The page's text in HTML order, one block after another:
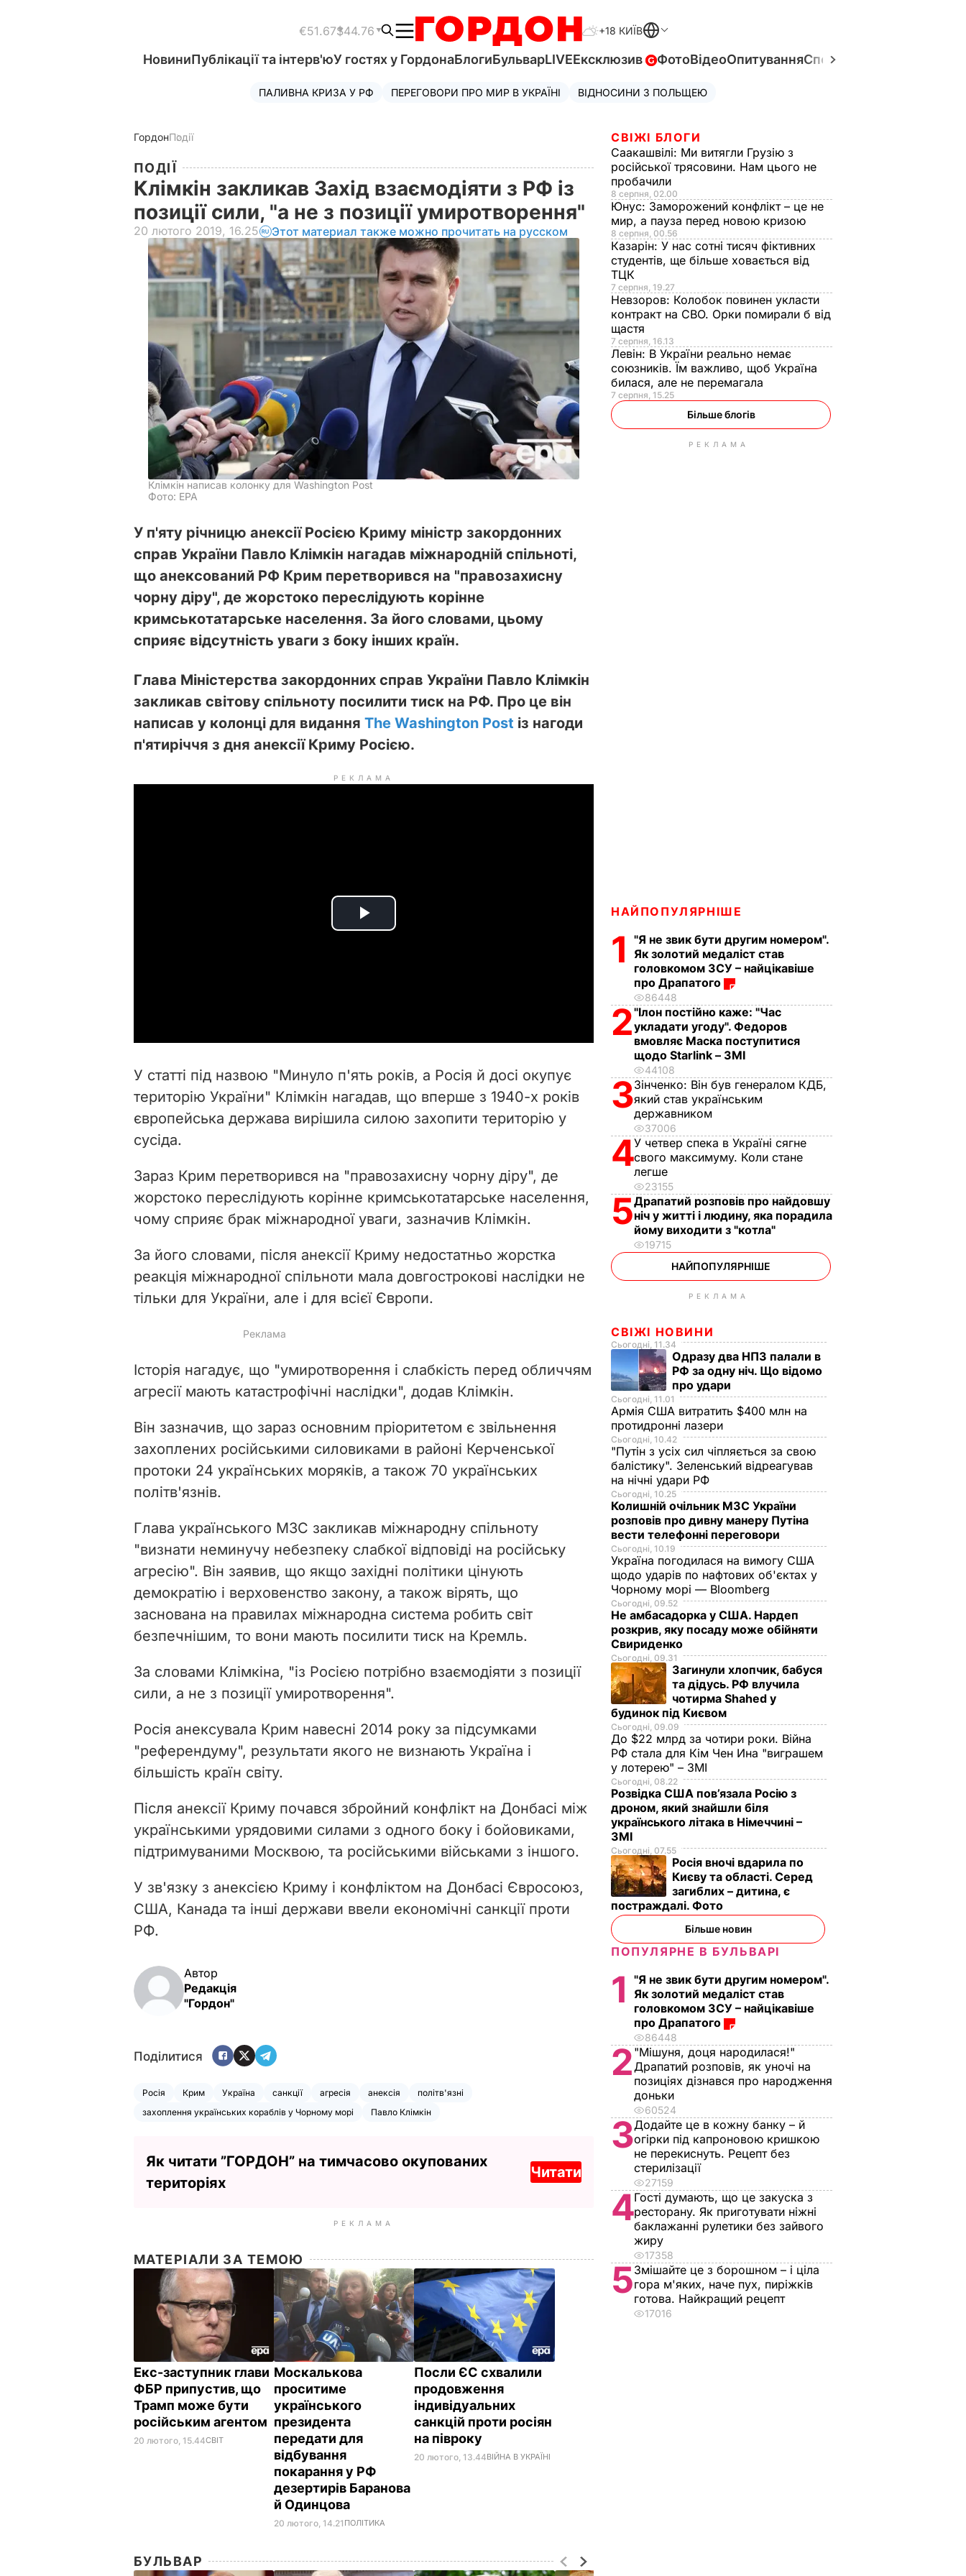
€51.67$44.76 +18 КИЇВ
НовиниПублікації та інтерв'юУ гостях у ГордонаБлогиБульварLIVEЕксклюзив ФотоВідеоОпитуванняСпецпроєкти
ПАЛИВНА КРИЗА У РФ ПЕРЕГОВОРИ ПРО МИР В УКРАЇНІ ВІДНОСИНИ З ПОЛЬЩЕЮ
ГордонПодії
ПОДІЇ
Клімкін закликав Захід взаємодіяти з РФ із
позиції сили, "а не з позиції умиротворення"
20 лютого 2019, 16.25 Этот материал также можно прочитать на русском
Клімкін написав колонку для Washington Post
Фото: ЕРА
У п'яту річницю анексії Росією Криму міністр закордонних
справ України Павло Клімкін нагадав міжнародній спільноті,
що анексований РФ Крим перетворився на "правозахисну
чорну діру", де жорстоко переслідують корінне
кримськотатарське населення. За його словами, цьому
сприяє відсутність уваги з боку інших країн.
Глава Міністерства закордонних справ України Павло Клімкін
закликав світову спільноту посилити тиск на РФ. Про це він
написав у колонці для видання The Washington Post із нагоди
п'ятиріччя з дня анексії Криму Росією.
РЕКЛАМА
P
i
d
o
У статті під назвою "Минуло п'ять років, а Росія й досі окупує
територію України" Клімкін нагадав, що вперше з 1940-х років
європейська держава вирішила силою захопити територію у
сусіда.
Зараз Крим перетворився на "правозахисну чорну діру", де
жорстоко переслідують корінне кримськотатарське населення,
чому сприяє брак міжнародної уваги, зазначив Клімкін.
За його словами, після анексії Криму недостатньо жорстка
реакція міжнародної спільноти мала довгострокові наслідки не
тільки для України, але і для всієї Європи.
Історія нагадує, що "умиротворення і слабкість перед обличчям
агресії мають катастрофічні наслідки", додав Клімкін.
Він зазначив, що зараз основним пріоритетом є звільнення
захоплених російськими силовиками в районі Керченської
протоки 24 українських моряків, а також 70 українських
політв'язнів.
Глава українського МЗС закликав міжнародну спільноту
"визнати неминучу небезпеку слабкої відповіді на російську
агресію". Він заявив, що якщо західні політики цінують
демократію і верховенство закону, а також вірять, що
заснована на правилах міжнародна система робить світ
безпечнішим, то вони мають посилити тиск на Кремль.
За словами Клімкіна, "із Росією потрібно взаємодіяти з позиції
сили, а не з позиції умиротворення".
Росія анексувала Крим навесні 2014 року за підсумками
"референдуму", результати якого не визнають Україна і
більшість країн світу.
Після анексіїКриму почався збройний конфлікт на Донбасі між
українськими урядовими силами з одного боку і бойовиками,
підтримуваними Москвою, та російськими військами з іншого.
У зв'язку з анексією Криму і конфліктом на Донбасі Євросоюз,
США, Канада та інші держави ввели економічні санкції проти
РФ.
Автор
Редакція
"Гордон"
Поділитися
Росія Крим Україна санкції агресія анексія
політв'язні
захоплення українських кораблів у Чорному морі
Павло Клімкін
Як читати ”ГОРДОН” на тимчасово окупованих
територіях
Читати
РЕКЛАМА
МАТЕРІАЛИ ЗА ТЕМОЮ
Екс-заступник глави
ФБР припустив, що
Трамп може бути
російським агентом
20 лютого, 15.44СВІТ
Москалькова
проситиме
українського
президента
передати для
відбування
покарання у РФ
дезертирів Баранова
й Одинцова
20 лютого, 14.21 ПОЛІТИКА
Посли ЄС схвалили
продовження
індивідуальних
санкцій проти росіян
на півроку
20 лютого, 13.44ВІЙНА В УКРАЇНІ
БУЛЬВАР
СВІЖІ БЛОГИ
Саакашвілі: Ми витягли Грузію з
російської трясовини. Нам цього не
пробачили
8 серпня, 02.00
Юнус: Заморожений конфлікт – це не
мир, а пауза перед новою кризою
8 серпня, 00.56
Казарін: У нас сотні тисяч фіктивних
студентів, ще більше ховається від
ТЦК
7 серпня, 19.27
Невзоров: Колобок повинен укласти
контракт на СВО. Орки помирали б від
щастя
7 серпня, 16.13
Левін: В України реально немає
союзників. Їм важливо, щоб Україна
билася, але не перемагала
7 серпня, 15.25
Більше блогів
РЕКЛАМА
НАЙПОПУЛЯРНІШЕ
1
"Я не звик бути другим номером".
Як золотий медаліст став
головкомом ЗСУ – найцікавіше
про Драпатого
86448
2"Ілон постійно каже: "Час
укладати угоду". Федоров
вмовляє Маска поступитися
щодо Starlink – ЗМІ
44108
3Зінченко: Він був генералом КДБ,
який став українським
державником
37006
4У четвер спека в Україні сягне
свого максимуму. Коли стане
легше
23155
5Драпатий розповів про найдовшу
ніч у житті і людину, яка порадила
йому виходити з "котла"
19715
НАЙПОПУЛЯРНІШЕ
РЕКЛАМА
СВІЖІ НОВИНИ
Сьогодні, 11.34
Одразу два НПЗ палали в
РФ за одну ніч. Що відомо
про удари
Сьогодні, 11.01
Армія США витратить $400 млн на
протидронні лазери
Сьогодні, 10.42
"Путін з усіх сил чіпляється за свою
балістику". Зеленський відреагував
на нічні удари РФ
Сьогодні, 10.25
Колишній очільник МЗС України
розповів про дивну манеру Путіна
вести телефонні переговори
Сьогодні, 10.19
Україна погодилася на вимогу США
щодо ударів по нафтових об'єктах у
Чорному морі — Bloomberg
Сьогодні, 09.52
Не амбасадорка у США. Нардеп
розкрив, яку посаду може обійняти
Свириденко
Сьогодні, 09.31
Загинули хлопчик, бабуся
та дідусь. РФ влучила
чотирма Shahed у
будинок під Києвом
Сьогодні, 09.09
До $22 млрд за чотири роки. Війна
РФ стала для Кім Чен Ина "виграшем
у лотерею" – ЗМІ
Сьогодні, 08.22
Розвідка США пов’язала Росію з
дроном, який знайшли біля
українського літака в Німеччині –
ЗМІ
Сьогодні, 07.55
Росія вночі вдарила по
Києву та області. Серед
загиблих – дитина, є
постраждалі. Фото
Більше новин
ПОПУЛЯРНЕ В БУЛЬВАРІ
1
"Я не звик бути другим номером".
Як золотий медаліст став
головкомом ЗСУ – найцікавіше
про Драпатого
86448
2 "Мішуня, доця народилася!"
Драпатий розповів, як уночі на
позиціях дізнався про народження
доньки
60524
3Додайте це в кожну банку – й
огірки під капроновою кришкою
не перекиснуть. Рецепт без
стерилізації
27159
4Гості думають, що це закуска з
ресторану. Як приготувати ніжні
баклажанні рулетики без зайвого
жиру
17358
5Змішайте це з борошном – і ціла
гора м'яких, наче пух, пиріжків
готова. Найкращий рецепт
17016